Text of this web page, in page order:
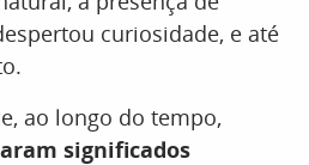
curiosidade, e até
ao longo do tempo,
significados